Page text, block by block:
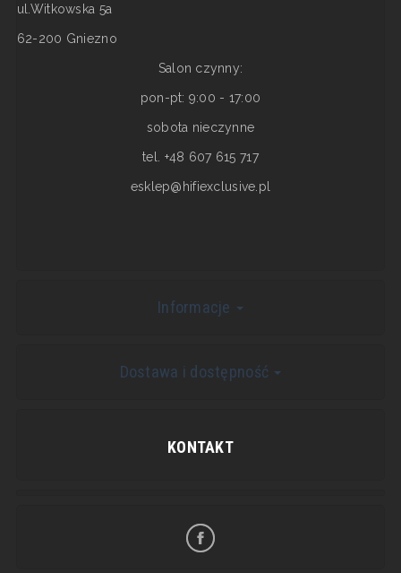
ul.Witkowska 5a
62-200 Gniezno
Salon czynny:
pon-pt: 9:00 - 17:00
sobota nieczynne
tel. +48 607 615 717
esklep@hifiexclusive.pl
Informacje
Dostawa i dostępność
KONTAKT